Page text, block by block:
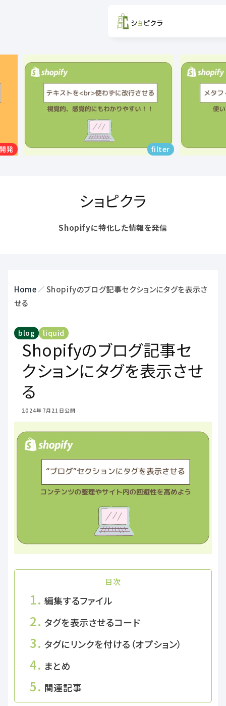
ホーム
Craftifyについて
サービス
Service
Reasons
ブログ
Contact
「何から相談すればいいか分
様も、まずはお気軽にご相談く
filter
ショピクラ
Shopifyに特化した情報を発信
Home
Shopifyのブログ記事セクションにタグを表示さ
せる
blog liquid
Shopifyのブログ記事セ
クションにタグを表示させ
る
2024年7月21日公開
目次
1. 編集するファイル
2. タグを表示させるコード
3. タグにリンクを付ける（オプション）
4. まとめ
5. 関連記事